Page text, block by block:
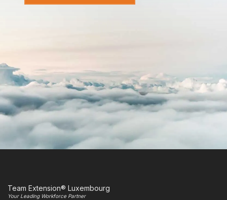
Team Extension® Luxembourg
Your Leading Workforce Partner